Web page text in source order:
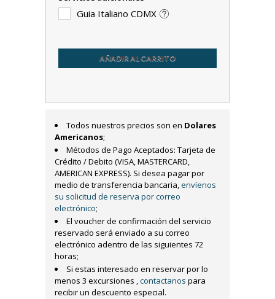
Guia Italiano CDMX
AÑADIR AL CARRITO
Todos nuestros precios son en Dolares
Americanos;
Métodos de Pago Aceptados: Tarjeta de
Crédito / Debito (VISA, MASTERCARD,
AMERICAN EXPRESS). Si desea pagar por
medio de transferencia bancaria,envíenos
su solicitud de reserva por correo
electrónico;
El voucher de confirmación del servicio
reservado será enviado a su correo
electrónico adentro de las siguientes 72
horas;
Si estas interesado en reservar por lo
menos 3 excursiones ,contactanos para
recibir un descuento especial.